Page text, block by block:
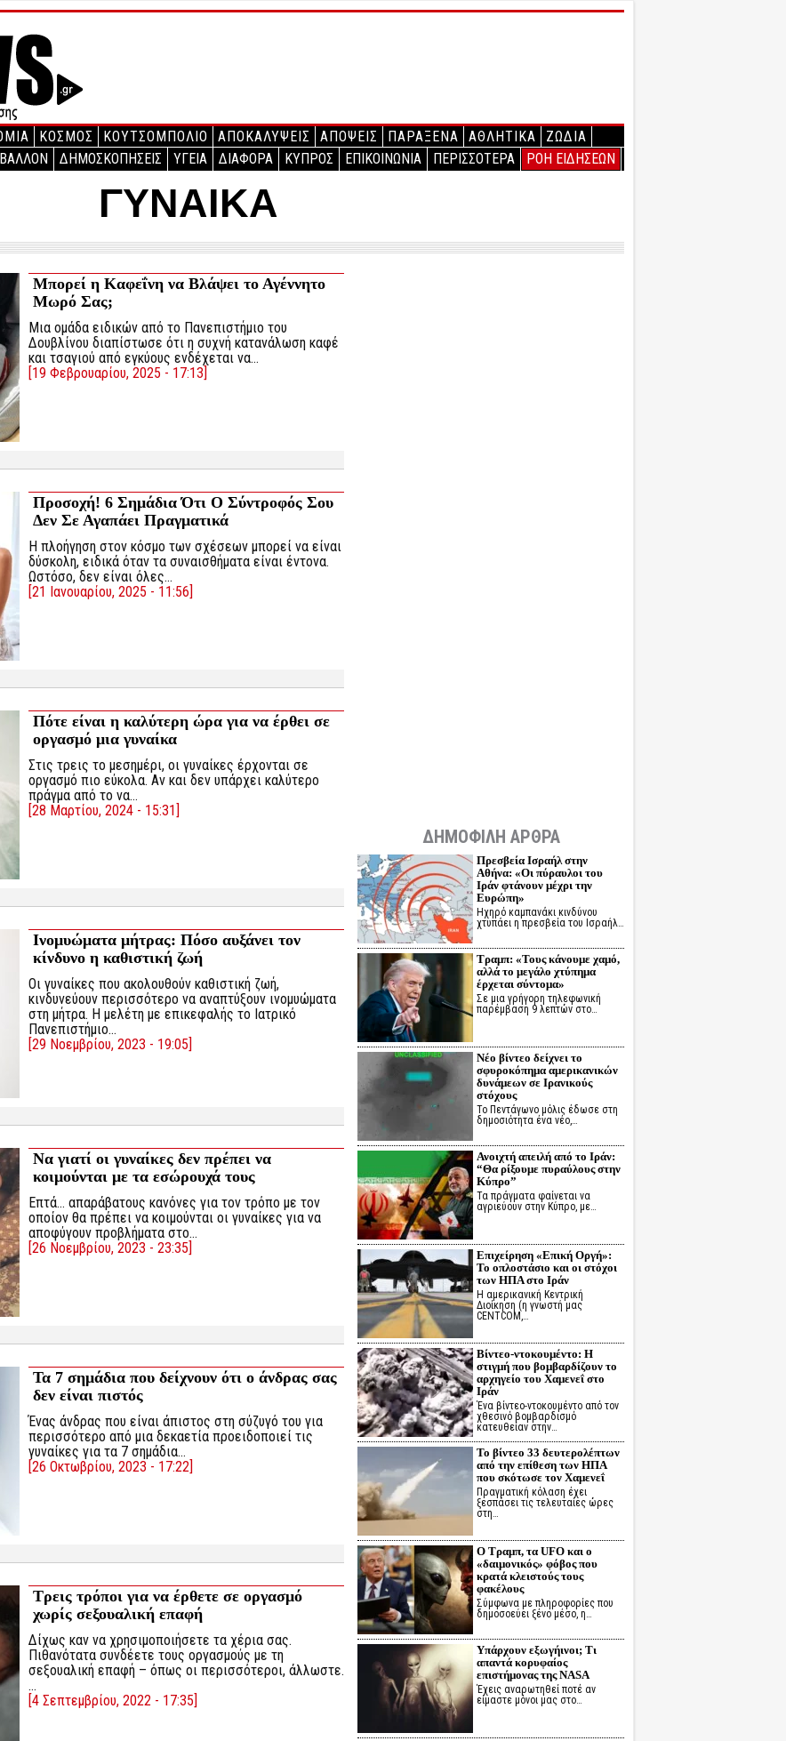
ΚΟΣΜΟΣ ΚΟΥΤΣΟΜΠΟΛΙΟ ΑΠΟΚΑΛΥΨΕΙΣ ΑΠΟΨΕΙΣ ΠΑΡΑΞΕΝΑ ΑΘΛΗΤΙΚΑ
ΖΩΔΙΑ
ΔΗΜΟΣΚΟΠΗΣΕΙΣ ΥΓΕΙΑ ΔΙΑΦΟΡΑ ΚΥΠΡΟΣ ΕΠΙΚΟΙΝΩΝΙΑ ΠΕΡΙΣΣΟΤΕΡΑ ΡΟΗ ΕΙΔΗΣΕΩΝ
ΓΥΝΑΙΚΑ
Μπορεί η Καφεΐνη να Βλάψει το Αγέννητο
Μωρό Σας;
Μια ομάδα ειδικών από το Πανεπιστήμιο του
Δουβλίνου διαπίστωσε ότι η συχνή κατανάλωση καφέ
και τσαγιού από εγκύους ενδέχεται να…
[19 Φεβρουαρίου, 2025 - 17:13]
Προσοχή! 6 Σημάδια Ότι Ο Σύντροφός Σου
Δεν Σε Αγαπάει Πραγματικά
Η πλοήγηση στον κόσμο των σχέσεων μπορεί να είναι
δύσκολη, ειδικά όταν τα συναισθήματα είναι έντονα.
Ωστόσο, δεν είναι όλες…
[21 Ιανουαρίου, 2025 - 11:56]
Πότε είναι η καλύτερη ώρα για να έρθει σε
οργασμό μια γυναίκα
Στις τρεις το μεσημέρι, οι γυναίκες έρχονται σε
οργασμό πιο εύκολα. Αν και δεν υπάρχει καλύτερο
πράγμα από το να…
[28 Μαρτίου, 2024 - 15:31]
Ινομυώματα μήτρας: Πόσο αυξάνει τον
κίνδυνο η καθιστική ζωή
Οι γυναίκες που ακολουθούν καθιστική ζωή,
κινδυνεύουν περισσότερο να αναπτύξουν ινομυώματα
στη μήτρα. Η μελέτη με επικεφαλής το Ιατρικό
Πανεπιστήμιο…
[29 Νοεμβρίου, 2023 - 19:05]
Να γιατί οι γυναίκες δεν πρέπει να
κοιμούνται με τα εσώρουχά τους
Επτά… απαράβατους κανόνες για τον τρόπο με τον
οποίον θα πρέπει να κοιμούνται οι γυναίκες για να
αποφύγουν προβλήματα στο…
[26 Νοεμβρίου, 2023 - 23:35]
Τα 7 σημάδια που δείχνουν ότι ο άνδρας σας
δεν είναι πιστός
Ένας άνδρας που είναι άπιστος στη σύζυγό του για
περισσότερο από μια δεκαετία προειδοποιεί τις
γυναίκες για τα 7 σημάδια…
[26 Οκτωβρίου, 2023 - 17:22]
Τρεις τρόποι για να έρθετε σε οργασμό
χωρίς σεξουαλική επαφή
Δίχως καν να χρησιμοποιήσετε τα χέρια σας.
Πιθανότατα συνδέετε τους οργασμούς με τη
σεξουαλική επαφή – όπως οι περισσότεροι, άλλωστε.
…
[4 Σεπτεμβρίου, 2022 - 17:35]
ΔΗΜΟΦΙΛΗ ΑΡΘΡΑ
Πρεσβεία Ισραήλ στην
Αθήνα: «Οι πύραυλοι του
Ιράν φτάνουν μέχρι την
Ευρώπη»
Ηχηρό καμπανάκι κινδύνου
χτυπάει η πρεσβεία του Ισραήλ…
Τραμπ: «Τους κάνουμε χαμό,
αλλά το μεγάλο χτύπημα
έρχεται σύντομα»
Σε μια γρήγορη τηλεφωνική
παρέμβαση 9 λεπτών στο…
Νέο βίντεο δείχνει το
σφυροκόπημα αμερικανικών
δυνάμεων σε Ιρανικούς
στόχους
Το Πεντάγωνο μόλις έδωσε στη
δημοσιότητα ένα νέο,…
Ανοιχτή απειλή από το Ιράν:
“Θα ρίξουμε πυραύλους στην
Κύπρο”
Τα πράγματα φαίνεται να
αγριεύουν στην Κύπρο, με…
Επιχείρηση «Επική Οργή»:
Το οπλοστάσιο και οι στόχοι
των ΗΠΑ στο Ιράν
Η αμερικανική Κεντρική
Διοίκηση (η γνωστή μας
CENTCOM,…
Βίντεο-ντοκουμέντο: Η
στιγμή που βομβαρδίζουν το
αρχηγείο του Χαμενεΐ στο
Ιράν
Ένα βίντεο-ντοκουμέντο από τον
χθεσινό βομβαρδισμό
κατευθείαν στην…
Το βίντεο 33 δευτερολέπτων
από την επίθεση των ΗΠΑ
που σκότωσε τον Χαμενεΐ
Πραγματική κόλαση έχει
ξεσπάσει τις τελευταίες ώρες
στη…
Ο Τραμπ, τα UFO και ο
«δαιμονικός» φόβος που
κρατά κλειστούς τους
φακέλους
Σύμφωνα με πληροφορίες που
δημοσοεύει ξένο μέσο, η…
Υπάρχουν εξωγήινοι; Τι
απαντά κορυφαίος
επιστήμονας της NASA
Έχεις αναρωτηθεί ποτέ αν
είμαστε μόνοι μας στο…